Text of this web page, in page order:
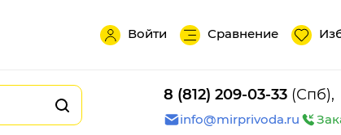
Войти Сравнение
8 (812) 209-03-33 (Спб),
info@mirprivoda.ru